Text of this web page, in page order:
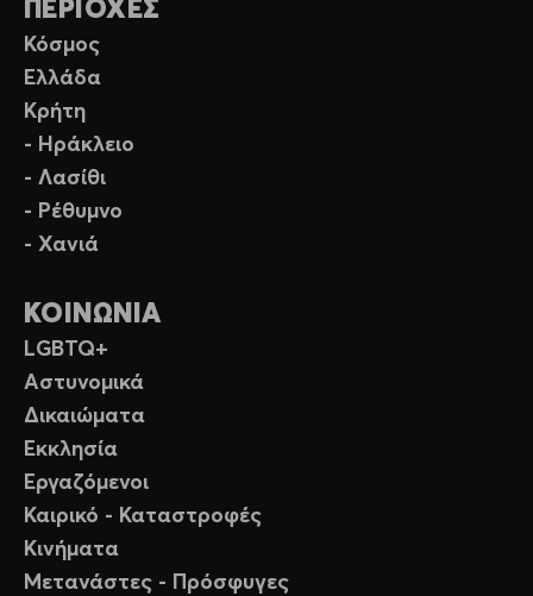
ΠΕΡΙΟΧΕΣ
Κόσμος
Ελλάδα
Κρήτη
- Ηράκλειο
- Λασίθι
- Ρέθυμνο
- Χανιά
ΚΟΙΝΩΝΙΑ
LGBTQ+
Αστυνομικά
Δικαιώματα
Εκκλησία
Εργαζόμενοι
Καιρικό - Καταστροφές
Κινήματα
Μετανάστες - Πρόσφυγες